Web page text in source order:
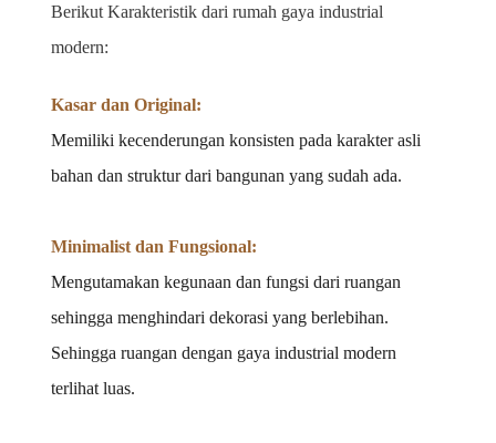
Berikut Karakteristik dari rumah gaya industrial
modern:
Kasar dan Original:
Memiliki kecenderungan konsisten pada karakter asli
bahan dan struktur dari bangunan yang sudah ada.
Minimalist dan Fungsional:
Mengutamakan kegunaan dan fungsi dari ruangan
sehingga menghindari dekorasi yang berlebihan.
Sehingga ruangan dengan gaya industrial modern
terlihat luas.